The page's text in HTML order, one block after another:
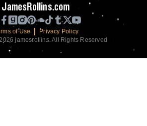
JamesRollins.com
of Use
Privacy Policy
jamesrollins. All Rights Reserved